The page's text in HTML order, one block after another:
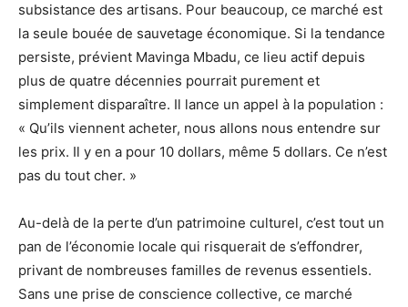
subsistance des artisans. Pour beaucoup, ce marché est
la seule bouée de sauvetage économique. Si la tendance
persiste, prévient Mavinga Mbadu, ce lieu actif depuis
plus de quatre décennies pourrait purement et
simplement disparaître. Il lance un appel à la population :
« Qu’ils viennent acheter, nous allons nous entendre sur
les prix. Il y en a pour 10 dollars, même 5 dollars. Ce n’est
pas du tout cher. »
Au-delà de la perte d’un patrimoine culturel, c’est tout un
pan de l’économie locale qui risquerait de s’effondrer,
privant de nombreuses familles de revenus essentiels.
Sans une prise de conscience collective, ce marché